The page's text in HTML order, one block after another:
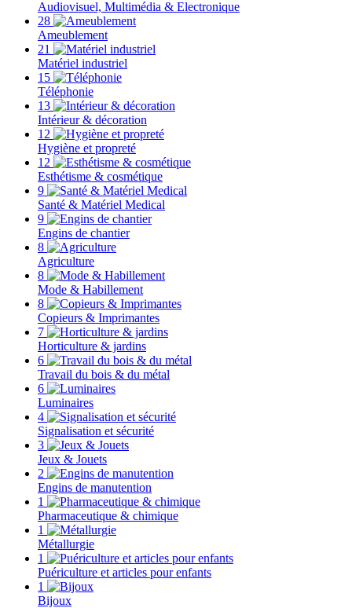
Audiovisuel, Multimédia & Electronique
28
Ameublement
21
Matériel industriel
15
Téléphonie
13
Intérieur & décoration
12
Hygiène et propreté
12
Esthétisme & cosmétique
9
Santé & Matériel Medical
9
Engins de chantier
8
Agriculture
8
Mode & Habillement
8
Copieurs & Imprimantes
7
Horticulture & jardins
6
Travail du bois & du métal
6
Luminaires
4
Signalisation et sécurité
3
Jeux & Jouets
2
Engins de manutention
1
Pharmaceutique & chimique
1
Métallurgie
1
Puériculture et articles pour enfants
1
Bijoux